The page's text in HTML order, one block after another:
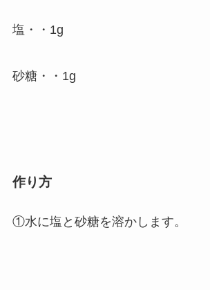
塩・・1g
砂糖・・1g
作り方
①水に塩と砂糖を溶かします。